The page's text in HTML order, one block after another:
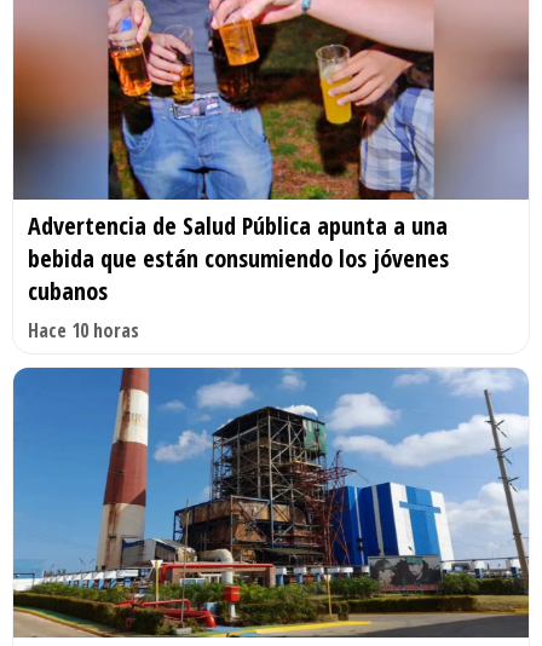
Advertencia de Salud Pública apunta a una
bebida que están consumiendo los jóvenes
cubanos
Hace 10 horas